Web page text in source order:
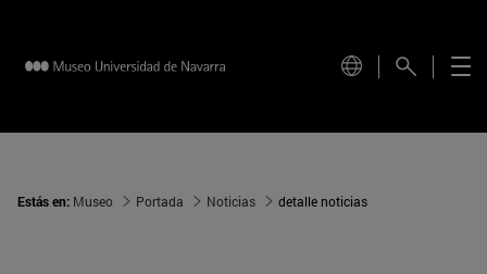
Estás en: Museo Portada Noticias detalle noticias